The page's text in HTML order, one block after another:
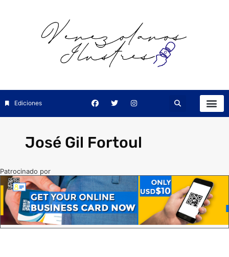
Ediciones
José Gil Fortoul
Patrocinado por